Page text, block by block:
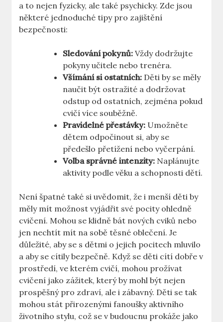
a to nejen fyzicky, ale také psychicky. Zde jsou
některé jednoduché tipy pro zajištění
bezpečnosti:
Sledování pokynů: Vždy dodržujte
pokyny učitele nebo trenéra.
Všímání si ostatních: Děti by se měly
naučit být ostražité a dodržovat
odstup od ostatních, zejména pokud
cvičí více souběžně.
Pravidelné přestávky: Umožněte
dětem odpočinout si, aby se
předešlo přetížení nebo vyčerpání.
Volba správné intenzity: Naplánujte
aktivity podle věku a schopnosti dětí.
Není špatné také si uvědomit, že i menší děti by
měly mít možnost vyjádřit své pocity ohledně
cvičení. Mohou se klidně bát nových cviků nebo
jen nechtít mít na sobě těsné oblečení. Je
důležité, aby se s dětmi o jejich pocitech mluvilo
a aby se cítily bezpečně. Když se děti cítí dobře v
prostředí, ve kterém cvičí, mohou prožívat
cvičení jako zážitek, který by mohl být nejen
prospěšný pro zdraví, ale i zábavný. Děti se tak
mohou stát přirozenými fanoušky aktivního
životního stylu, což se v budoucnu prokáže jako